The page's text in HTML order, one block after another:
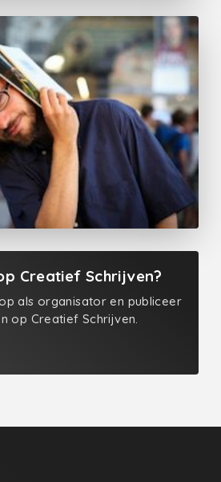
Creatief Schrijven?
als organisator en publiceer
op Creatief Schrijven.